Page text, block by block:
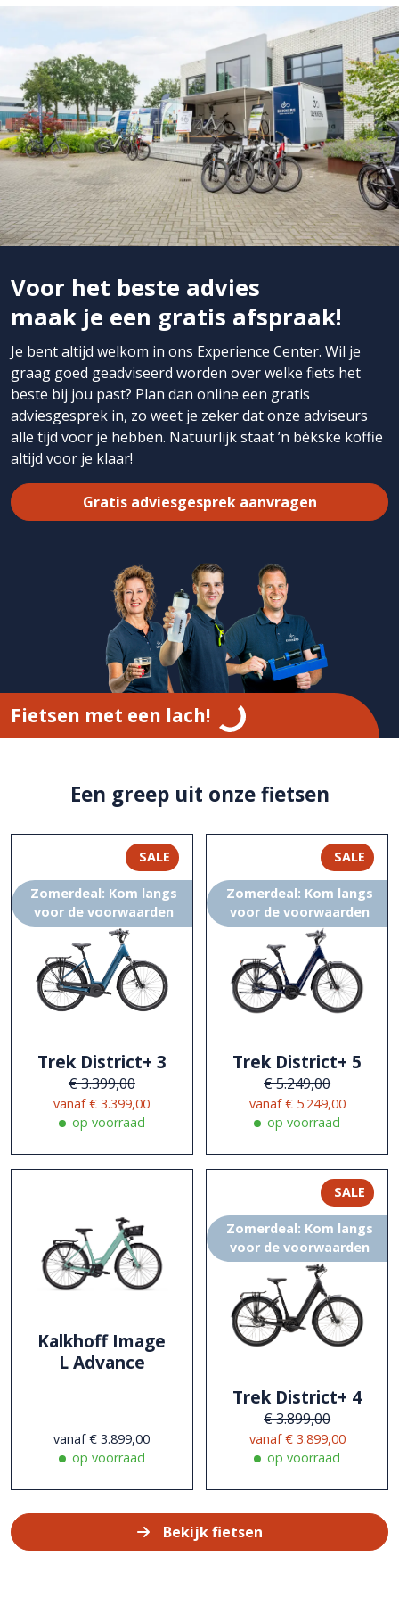
Voor het beste advies
maak je een gratis afspraak!
Je bent altijd welkom in ons Experience Center. Wil je
graag goed geadviseerd worden over welke fiets het
beste bij jou past? Plan dan online een gratis
adviesgesprek in, zo weet je zeker dat onze adviseurs
alle tijd voor je hebben. Natuurlijk staat ’n bèkske koffie
altijd voor je klaar!
Gratis adviesgesprek aanvragen
Fietsen met een lach!
Een greep uit onze fietsen
SALE
Zomerdeal: Kom langs
voor de voorwaarden
Trek District+ 3
€ 3.399,00
vanaf € 3.399,00
SALE
Zomerdeal: Kom langs
voor de voorwaarden
Trek District+ 5
€ 5.249,00
vanaf € 5.249,00
Kalkhoff Image
L Advance
vanaf € 3.899,00
SALE
Zomerdeal: Kom langs
voor de voorwaarden
Trek District+ 4
€ 3.899,00
vanaf € 3.899,00
Bekijk fietsen